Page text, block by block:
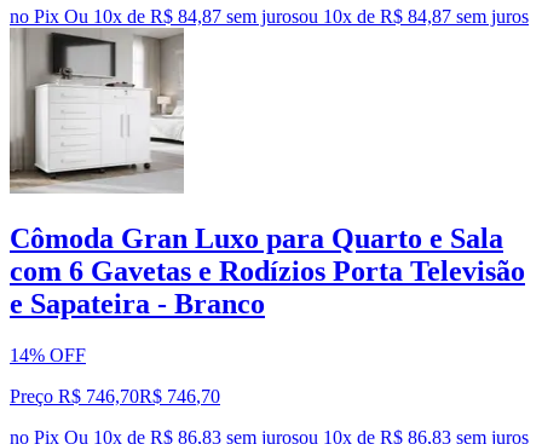
no Pix Ou 10x de R$ 84,87 sem jurosou 10x de R$ 84,87 sem juros
Cômoda Gran Luxo para Quarto e Sala
com 6 Gavetas e Rodízios Porta Televisão
e Sapateira - Branco
14% OFF
Preço R$ 746,70R$ 746,70
no Pix Ou 10x de R$ 86,83 sem jurosou 10x de R$ 86,83 sem juros